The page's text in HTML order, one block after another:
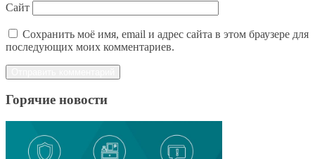
Сайт
Сохранить моё имя, email и адрес сайта в этом браузере для
последующих моих комментариев.
Горячие новости